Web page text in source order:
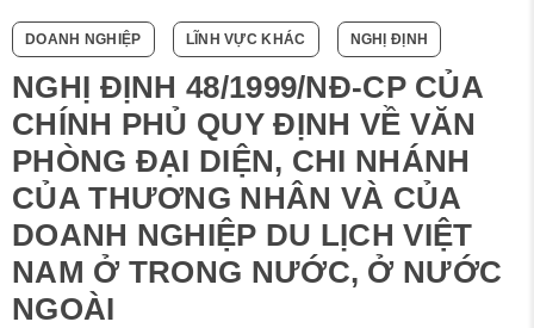
DOANH NGHIỆP LĨNH VỰC KHÁC NGHỊ ĐỊNH
NGHỊ ĐỊNH 48/1999/NĐ-CP CỦA
CHÍNH PHỦ QUY ĐỊNH VỀ VĂN
PHÒNG ĐẠI DIỆN, CHI NHÁNH
CỦA THƯƠNG NHÂN VÀ CỦA
DOANH NGHIỆP DU LỊCH VIỆT
NAM Ở TRONG NƯỚC, Ở NƯỚC
NGOÀI